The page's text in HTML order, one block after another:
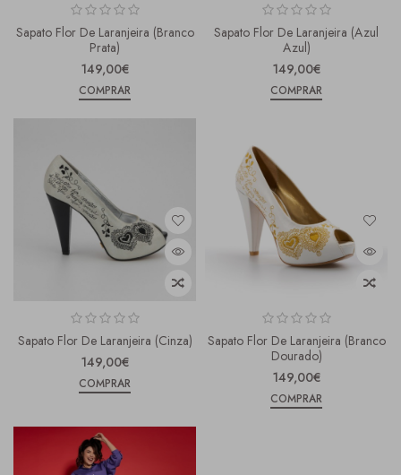
Sapato Flor De Laranjeira (branco
Prata)
149,00€
COMPRAR
Sapato Flor De Laranjeira (azul
Azul)
149,00€
COMPRAR
Sapato Flor De Laranjeira (cinza)
149,00€
COMPRAR
Sapato Flor De Laranjeira (Branco
Dourado)
149,00€
COMPRAR